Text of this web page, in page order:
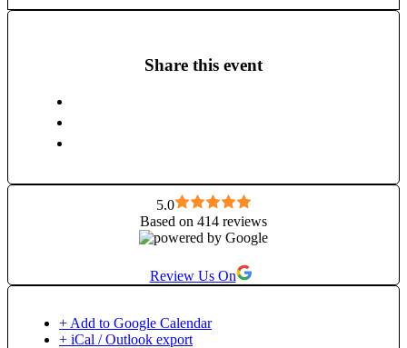
reactivat — prin încetinire, prezență și conexiune autentică cu
aceste spații sunt mai mult decât workshopuri — sunt
momente în care ne întoarcem la noi.
Share this event
5.0
Based on 414 reviews
Review Us On
+ Add to Google Calendar
+ iCal / Outlook export